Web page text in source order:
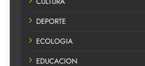
DEPORTE
ECOLOGIA
EDUCACION